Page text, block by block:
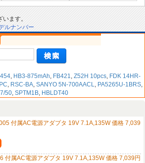
ます。
ルナンバー
, HB3-875mAh, FB421, Z52H 10pcs, FDK 14HR-
, RSC-BA, SANYO 5N-700AACL, PA5265U-1BRS,
50, SPTM1B, HBLDT40
付属AC電源アダプタ 19V 7.1A,135W 価格 7,039
付属AC電源アダプタ 19V 7.1A,135W 価格 7,039円